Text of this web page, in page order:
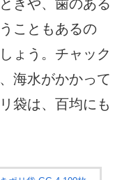
きや、歯のある
こともあるの
ょう。チャック
海水がかかって
袋は、百均にも